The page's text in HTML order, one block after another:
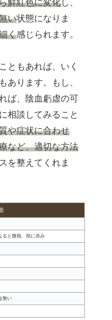
鮮紅色に変化し、
い状態になりま
く感じられます。
ともあれば、いく
あります。もし、
ば、陰血虧虚の可
相談してみること
や症状に合わせ
など、適切な方法
を整えてくれま
ると微熱、頬に赤み
無い